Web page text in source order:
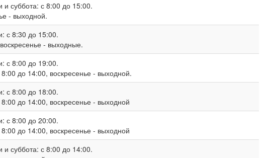
и суббота: с 8:00 до 15:00.
- выходной.
с 8:30 до 15:00.
- выходные.
с 8:00 до 19:00.
до 14:00, воскресенье - выходной.
с 8:00 до 18:00.
до 14:00, воскресенье - выходной
с 8:00 до 20:00.
до 14:00, воскресенье - выходной
и суббота: с 8:00 до 14:00.